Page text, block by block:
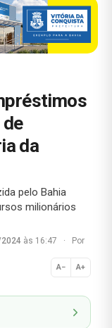
da
pelo Bahia
milionários
às 16:47 ·
Por
A− A+
Normal